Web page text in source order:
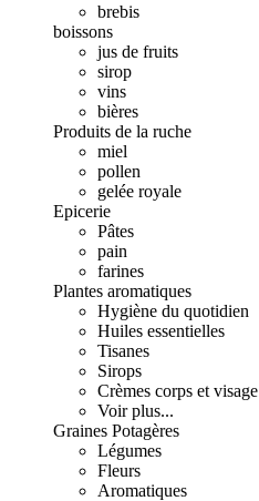
brebis
boissons
jus de fruits
sirop
vins
bières
Produits de la ruche
miel
pollen
gelée royale
Epicerie
Pâtes
pain
farines
Plantes aromatiques
Hygiène du quotidien
Huiles essentielles
Tisanes
Sirops
Crèmes corps et visage
Voir plus...
Graines Potagères
Légumes
Fleurs
Aromatiques